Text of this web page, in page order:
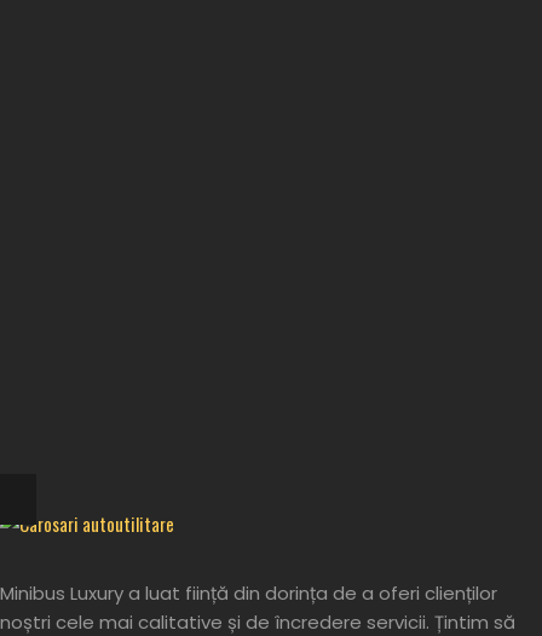
Minibus Luxury a luat ființă din dorința de a oferi clienților
noștri cele mai calitative și de încredere servicii. Țintim să